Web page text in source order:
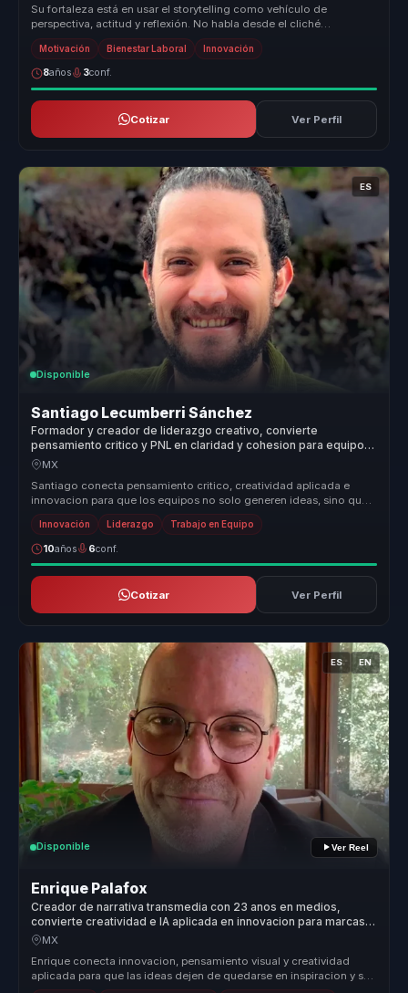
Su fortaleza está en usar el storytelling como vehículo de
perspectiva, actitud y reflexión. No habla desde el cliché
motivacional, sino ...
Motivación Bienestar Laboral Innovación
8años 3conf.
Cotizar Ver Perfil
ES
Disponible
Santiago Lecumberri Sánchez
Formador y creador de liderazgo creativo, convierte
pensamiento critico y PNL en claridad y cohesion para equipos
de trabajo.
MX
Santiago conecta pensamiento critico, creatividad aplicada e
innovacion para que los equipos no solo generen ideas, sino que
aprendan a c...
Innovación Liderazgo Trabajo en Equipo
10años 6conf.
Cotizar Ver Perfil
ES EN
Disponible Ver Reel
Enrique Palafox
Creador de narrativa transmedia con 23 anos en medios,
convierte creatividad e IA aplicada en innovacion para marcas y
equipos.
MX
Enrique conecta innovacion, pensamiento visual y creatividad
aplicada para que las ideas dejen de quedarse en inspiracion y se
conviertan...